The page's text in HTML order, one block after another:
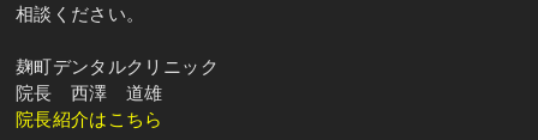
相談ください。
麹町デンタルクリニック
院長 西澤 道雄
院長紹介はこちら